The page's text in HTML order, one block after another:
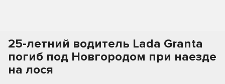
25-летний водитель Lada Granta
погиб под Новгородом при наезде
на лося